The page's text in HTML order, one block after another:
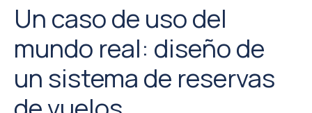
Un caso de uso del
mundo real: diseño de
un sistema de reservas